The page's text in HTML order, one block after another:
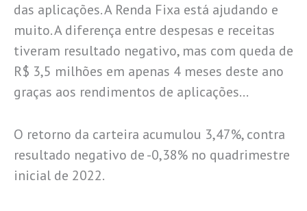
das aplicações. A Renda Fixa está ajudando e
muito. A diferença entre despesas e receitas
tiveram resultado negativo, mas com queda de
R$ 3,5 milhões em apenas 4 meses deste ano
graças aos rendimentos de aplicações…
O retorno da carteira acumulou 3,47%, contra
resultado negativo de -0,38% no quadrimestre
inicial de 2022.